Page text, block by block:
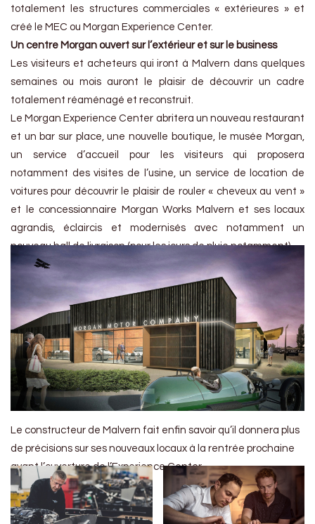
totalement les structures commerciales « extérieures » et
créé le MEC ou Morgan Experience Center.
Un centre Morgan ouvert sur l’extérieur et sur le business
Les visiteurs et acheteurs qui iront à Malvern dans quelques
semaines ou mois auront le plaisir de découvrir un cadre
totalement réaménagé et reconstruit.
Le Morgan Experience Center abritera un nouveau restaurant
et un bar sur place, une nouvelle boutique, le musée Morgan,
un service d’accueil pour les visiteurs qui proposera
notamment des visites de l’usine, un service de location de
voitures pour découvrir le plaisir de rouler « cheveux au vent »
et le concessionnaire Morgan Works Malvern et ses locaux
agrandis, éclaircis et modernisés avec notamment un
nouveau hall de livraison (pour les jours de pluie notamment).
Le constructeur de Malvern fait enfin savoir qu’il donnera plus
de précisions sur ses nouveaux locaux à la rentrée prochaine
avant l’ouverture de l’Experience Center.